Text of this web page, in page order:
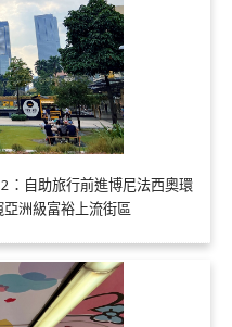
：自助旅行前進博尼法西奧環
洲級富裕上流街區